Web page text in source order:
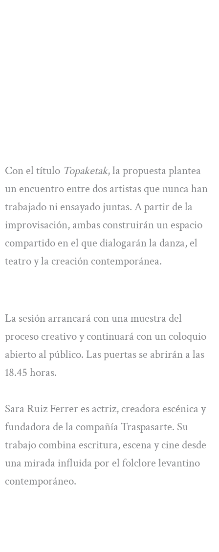
Con el título Topaketak, la propuesta plantea
un encuentro entre dos artistas que nunca han
trabajado ni ensayado juntas. A partir de la
improvisación, ambas construirán un espacio
compartido en el que dialogarán la danza, el
teatro y la creación contemporánea.
La sesión arrancará con una muestra del
proceso creativo y continuará con un coloquio
abierto al público. Las puertas se abrirán a las
18.45 horas.
Sara Ruiz Ferrer es actriz, creadora escénica y
fundadora de la compañía Traspasarte. Su
trabajo combina escritura, escena y cine desde
una mirada influida por el folclore levantino
contemporáneo.